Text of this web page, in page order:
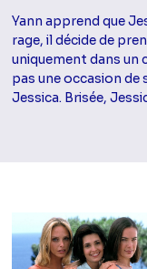
Yann apprend que
rage, il décide de
uniquement dans un
pas une occasion
Jessica. Brisée,